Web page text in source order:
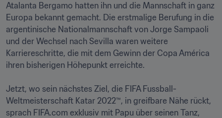
Atalanta Bergamo hatten ihn und die Mannschaft in ganz
Europa bekannt gemacht. Die erstmalige Berufung in die
argentinische Nationalmannschaft von Jorge Sampaoli
und der Wechsel nach Sevilla waren weitere
Karriereschritte, die mit dem Gewinn der Copa América
ihren bisherigen Höhepunkt erreichte.
Jetzt, wo sein nächstes Ziel, die FIFA Fussball-
Weltmeisterschaft Katar 2022™, in greifbare Nähe rückt,
sprach FIFA.com exklusiv mit Papu über seinen Tanz,